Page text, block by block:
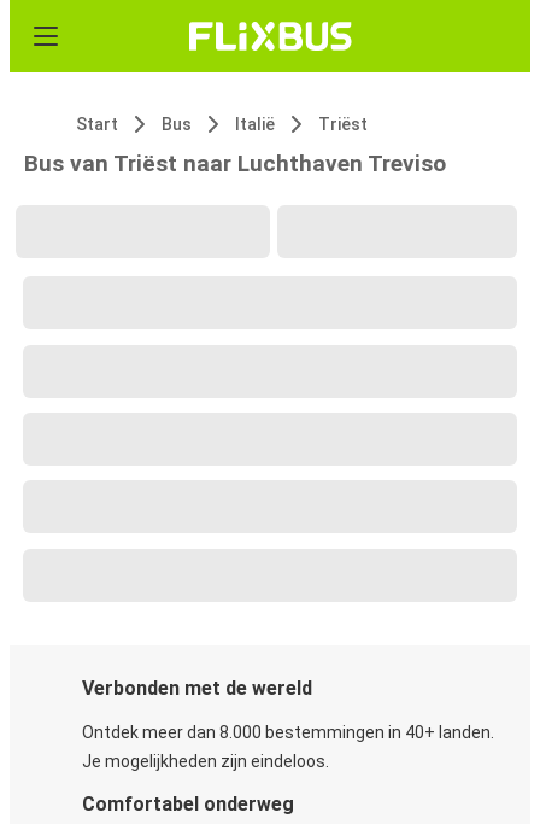
Start Bus Italië Triëst
Bus van Triëst naar Luchthaven Treviso
Verbonden met de wereld
Ontdek meer dan 8.000 bestemmingen in 40+ landen.
Je mogelijkheden zijn eindeloos.
Comfortabel onderweg